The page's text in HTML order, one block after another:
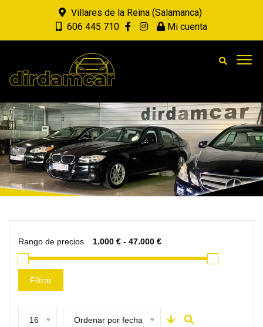
Villares de la Reina (Salamanca)
606 445 710
Mi cuenta
Rango de precios
Filtrar
16 Ordenar por fecha